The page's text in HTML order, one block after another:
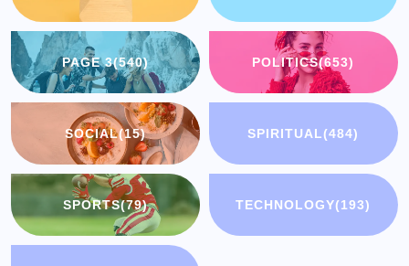
PAGE 3(540) POLITICS(653)
SOCIAL(15) SPIRITUAL(484)
SPORTS(79) TECHNOLOGY(193)